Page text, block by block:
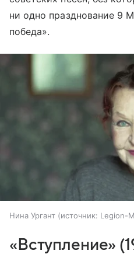
ни одно празднование 9
победа».
Нина Ургант источник: Legion-
«Вступление»